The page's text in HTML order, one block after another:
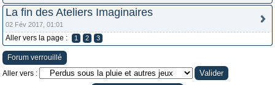
La fin des Ateliers Imaginaires
02 Fév 2017, 01:01
Aller vers la page : 1 2 3
Forum verrouillé
Aller vers :